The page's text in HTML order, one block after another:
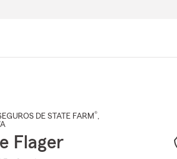
DE STATE FARM®,
Flager